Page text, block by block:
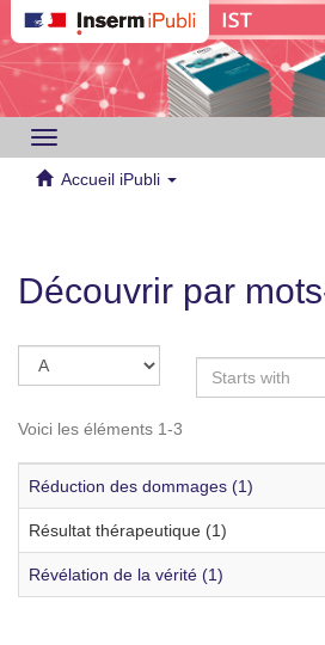
Toggle
navigation
Accueil iPubli
Découvrir par
Voici les éléments 1-3
Réduction des dommages (1)
Résultat thérapeutique (1)
Révélation de la vérité (1)